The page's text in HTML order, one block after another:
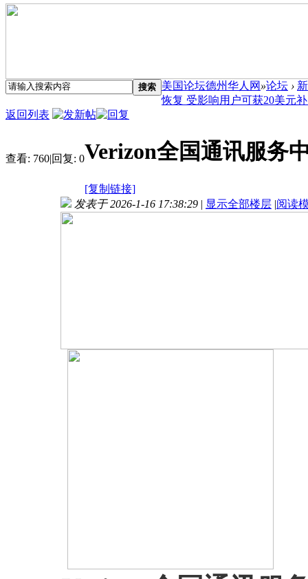
搜索 美国论坛德州华人网 »论坛 ›
恢复 受影响用户可获20美元
返回列表
查看: 760|回复: 0Verizon全国通讯服务
[复制链接]
发表于 2026-1-16 17:38:29 | 显示全部楼层 |阅读